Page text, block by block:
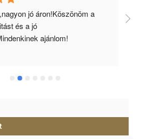
jó áron!Köszönöm a
és a jó
ajánlom!